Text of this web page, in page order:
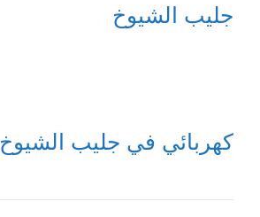
جليب الشيوخ
كهربائي في جليب الشيوخ